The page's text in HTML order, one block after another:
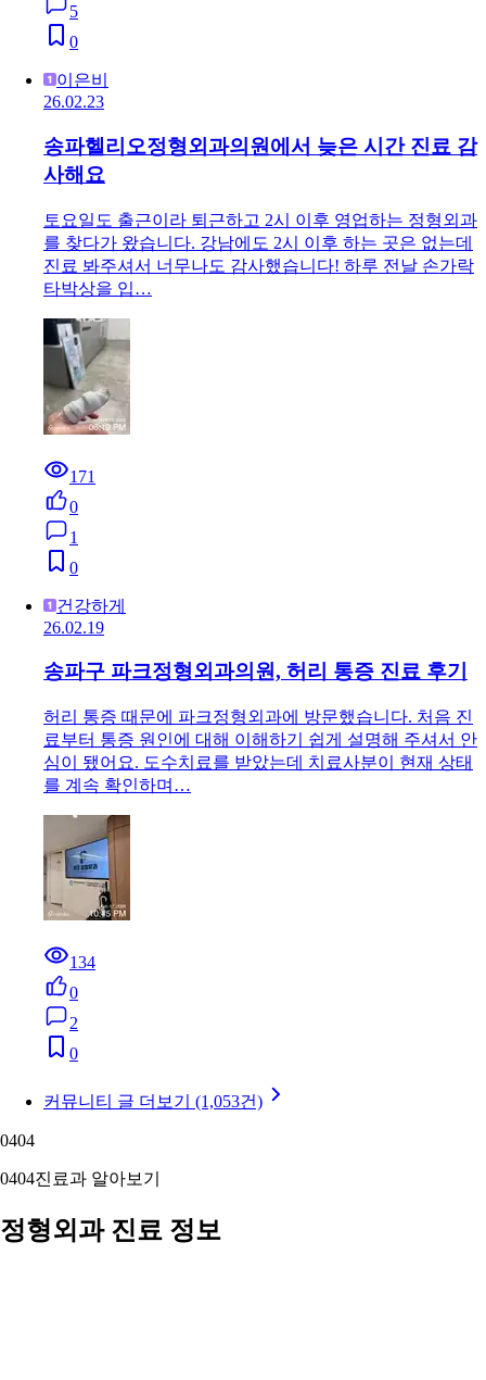
5
0
이은비
26.02.23
송파헬리오정형외과의원에서 늦은 시간 진료 감
사해요
토요일도 출근이라 퇴근하고 2시 이후 영업하는 정형외과
를 찾다가 왔습니다. 강남에도 2시 이후 하는 곳은 없는데
진료 봐주셔서 너무나도 감사했습니다! 하루 전날 손가락
타박상을 입…
171
0
1
0
건강하게
26.02.19
송파구 파크정형외과의원, 허리 통증 진료 후기
허리 통증 때문에 파크정형외과에 방문했습니다. 처음 진
료부터 통증 원인에 대해 이해하기 쉽게 설명해 주셔서 안
심이 됐어요. 도수치료를 받았는데 치료사분이 현재 상태
를 계속 확인하며…
134
0
2
0
커뮤니티 글 더보기 (1,053건)
0404
0404진료과 알아보기
정형외과 진료 정보